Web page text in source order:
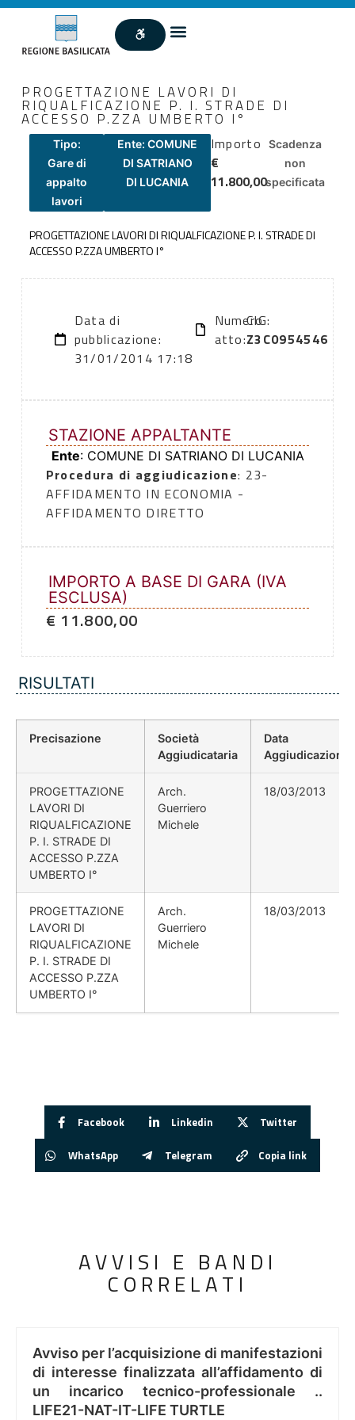
PROGETTAZIONE LAVORI DI
RIQUALFICAZIONE P. I. STRADE DI
ACCESSO P.ZZA UMBERTO I°
Tipo:
Gare di
appalto
lavori
Ente: COMUNE
DI SATRIANO
DI LUCANIA
Importo
€
11.800,00
Scadenza
non
specificata
PROGETTAZIONE LAVORI DI RIQUALFICAZIONE P. I. STRADE DI
ACCESSO P.ZZA UMBERTO I°
Data di
pubblicazione:
31/01/2014 17:18
Numero
atto:
CIG:
Z3C0954546
STAZIONE APPALTANTE
Ente: COMUNE DI SATRIANO DI LUCANIA
Procedura di aggiudicazione: 23-
AFFIDAMENTO IN ECONOMIA -
AFFIDAMENTO DIRETTO
IMPORTO A BASE DI GARA (IVA
ESCLUSA)
€ 11.800,00
RISULTATI
Precisazione
Società
Aggiudicataria
Data
Aggiudicazione
PROGETTAZIONE
LAVORI DI
RIQUALFICAZIONE
P. I. STRADE DI
ACCESSO P.ZZA
UMBERTO I°
Arch.
Guerriero
Michele
18/03/2013
PROGETTAZIONE
LAVORI DI
RIQUALFICAZIONE
P. I. STRADE DI
ACCESSO P.ZZA
UMBERTO I°
Arch.
Guerriero
Michele
18/03/2013
Facebook Linkedin Twitter
WhatsApp Telegram Copia link
AVVISI E BANDI
CORRELATI
Avviso per l’acquisizione di manifestazioni
di interesse finalizzata all’affidamento di
un incarico tecnico-professionale ..
LIFE21-NAT-IT-LIFE TURTLE